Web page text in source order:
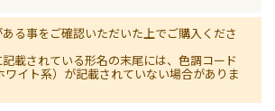
る事をご確認いただいた上でご購入くださ
載されている形名の末尾には、色調コード
ワイト系）が記載されていない場合がありま